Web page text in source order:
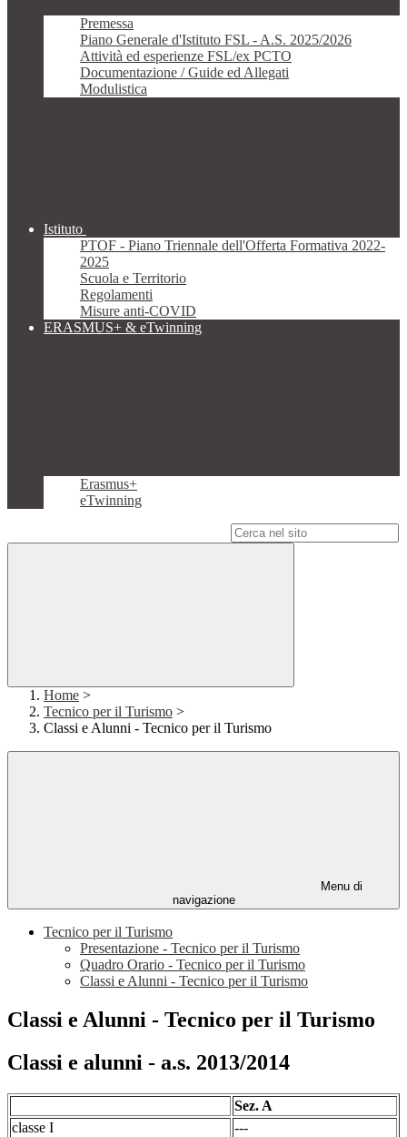
Premessa
Piano Generale d'Istituto FSL - A.S. 2025/2026
Attività ed esperienze FSL/ex PCTO
Documentazione / Guide ed Allegati
Modulistica
Istituto
PTOF - Piano Triennale dell'Offerta Formativa 2022-
2025
Scuola e Territorio
Regolamenti
Misure anti-COVID
ERASMUS+ & eTwinning
Erasmus+
eTwinning
Home >
Tecnico per il Turismo >
Classi e Alunni - Tecnico per il Turismo
Menu di
navigazione
Tecnico per il Turismo
Presentazione - Tecnico per il Turismo
Quadro Orario - Tecnico per il Turismo
Classi e Alunni - Tecnico per il Turismo
Classi e Alunni - Tecnico per il Turismo
Classi e alunni - a.s. 2013/2014
Sez. A
classe I
---